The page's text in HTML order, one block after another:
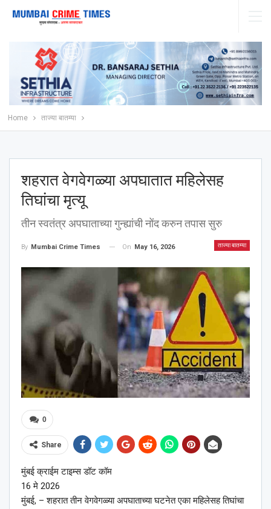
Home ताज्या बातम्या
शहरात वेगवेगळ्या अपघातात महिलेसह
तिघांचा मृत्यू
तीन स्वतंत्र अपघाताच्या गुन्ह्यांची नोंद करुन तपास सुरु
ताज्या बातम्या
By Mumbai Crime Times On May 16, 2026
0
Share
मुंबई क्राईम टाइम्स डॉट कॉम
16 मे 2026
मुंबई, – शहरात तीन वेगवेगळ्या अपघाताच्या घटनेत एका महिलेसह तिघांचा